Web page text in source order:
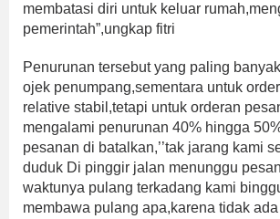
membatasi diri untuk keluar
pemerintah”,ungkap fitri
Penurunan tersebut yang paling
ojek penumpang,sementara untuk
relative stabil,tetapi untuk orderan
mengalami penurunan 40% hingga
pesanan di batalkan,’’tak jarang kami
duduk Di pinggir jalan menunggu
waktunya pulang terkadang kami
membawa pulang apa,karena tidak